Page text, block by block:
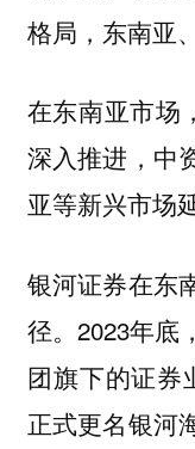
格局，东南亚
在东南亚市场
深入推进，中
亚等新兴市场
银河证券在东
径。2023年底
团旗下的证券
正式更名银河